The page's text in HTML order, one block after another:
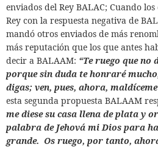
enviados del Rey BALAC; Cuando
Rey con la respuesta negativa de
mandó otros enviados de más
más reputación que los que antes
decir a BALAAM: “Te ruego que no
porque sin duda te honraré
digas; ven, pues, ahora,
esta segunda propuesta BALAAM
me diese su casa llena de plata y
palabra de Jehová mi Dios para
grande. Os ruego, por tanto,